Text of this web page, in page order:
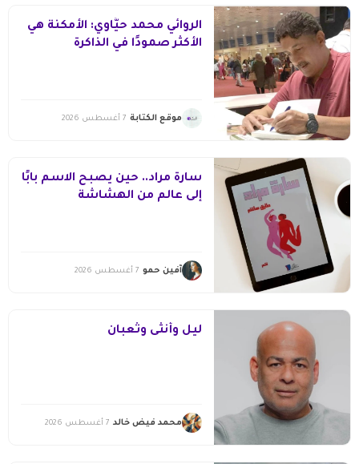
الروائي محمد حيَّاوي: الأمكنة هي
الأكثر صمودًا في الذاكرة
موقع الكتابة 7 أغسطس 2026
سارة مراد.. حين يصبح الاسم بابًا
إلى عالم من الهشاشة
آفين حمو 7 أغسطس 2026
ليل وأنثى وثعبان
محمد فيض خالد 7 أغسطس 2026